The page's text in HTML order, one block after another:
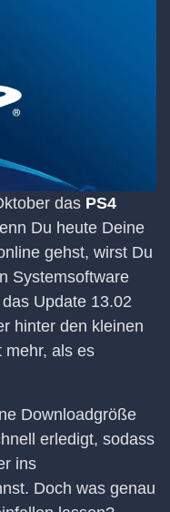
das PS4
Du heute Deine
gehst, wirst Du
Systemsoftware
Update 13.02
hinter den kleinen
mehr, als es
Downloadgröße
erledigt, sodass
ins
Doch was genau